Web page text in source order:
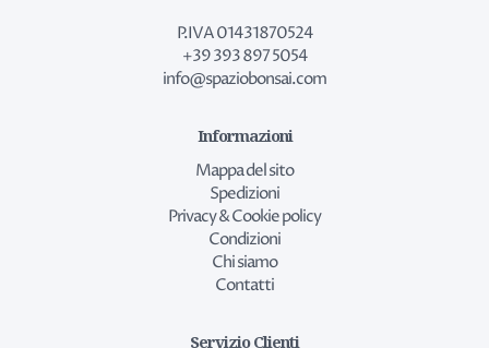
P.IVA 01431870524
+39 393 897 5054
info@spaziobonsai.com
Informazioni
Mappa del sito
Spedizioni
Privacy & Cookie policy
Condizioni
Chi siamo
Contatti
Servizio Clienti